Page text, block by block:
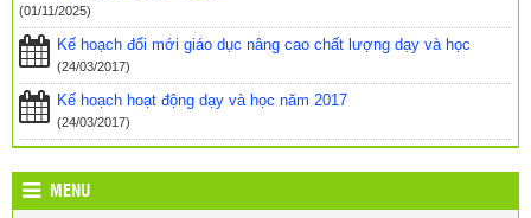
tạo(09/12/2022)
HỌC thông qua CHƠI(15/11/2022)
HỘI THAO TRUYỀN THỐNG NGÀNH GIÁO DỤC VÀ ĐÀO TẠO
HUYỆN CƯ KUIN – NĂM 2022 (28/10/2022)
(01/11/2025)
Kế hoạch đổi mới giáo dục nâng cao chất lượng dạy và học
(24/03/2017)
Kế hoạch hoạt động dạy và học năm 2017
(24/03/2017)
MENU